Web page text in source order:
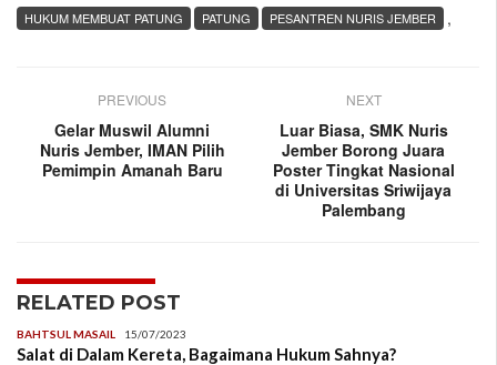
,
HUKUM MEMBUAT PATUNG PATUNG PESANTREN NURIS JEMBER
PREVIOUS
Gelar Muswil Alumni
Nuris Jember, IMAN Pilih
Pemimpin Amanah Baru
NEXT
Luar Biasa, SMK Nuris
Jember Borong Juara
Poster Tingkat Nasional
di Universitas Sriwijaya
Palembang
RELATED POST
BAHTSUL MASAIL 15/07/2023
Salat di Dalam Kereta, Bagaimana Hukum Sahnya?